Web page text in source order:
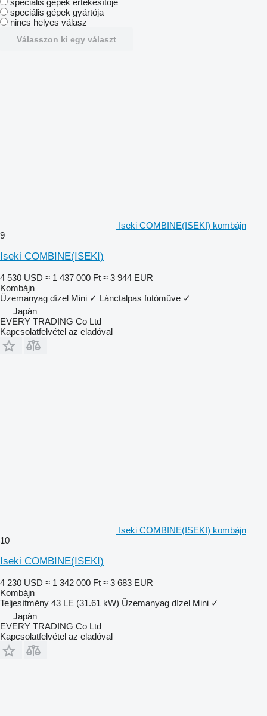
speciális gépek értékesítője
speciális gépek gyártója
nincs helyes válasz
Válasszon ki egy választ
Iseki COMBINE(ISEKI) kombájn
9
Iseki COMBINE(ISEKI)
4 530 USD ≈ 1 437 000 Ft ≈ 3 944 EUR
Kombájn
Üzemanyag dízel Mini ✓ Lánctalpas futóműve ✓
Japán
EVERY TRADING Co Ltd
Kapcsolatfelvétel az eladóval
Iseki COMBINE(ISEKI) kombájn
10
Iseki COMBINE(ISEKI)
4 230 USD ≈ 1 342 000 Ft ≈ 3 683 EUR
Kombájn
Teljesítmény 43 LE (31.61 kW) Üzemanyag dízel Mini ✓
Japán
EVERY TRADING Co Ltd
Kapcsolatfelvétel az eladóval